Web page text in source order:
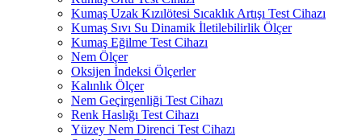
Kumaş Uzak Kızılötesi Sıcaklık Artışı Test Cihazı
Kumaş Sıvı Su Dinamik İletilebilirlik Ölçer
Kumaş Eğilme Test Cihazı
Nem Ölçer
Oksijen İndeksi Ölçerler
Kalınlık Ölçer
Nem Geçirgenliği Test Cihazı
Renk Haslığı Test Cihazı
Yüzey Nem Direnci Test Cihazı